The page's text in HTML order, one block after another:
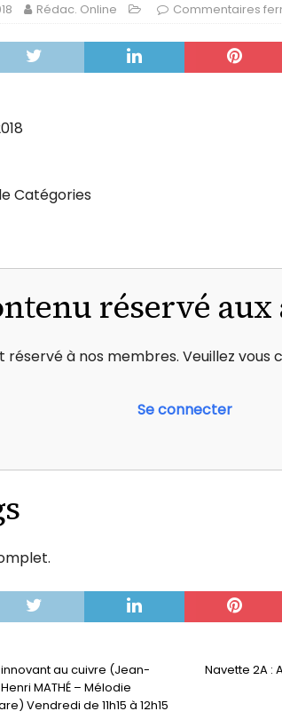
Rédac. Online Commentaires
Catégories
réservé aux
à nos membres. Veuillez vous
Se connecter
innovant au cuivre (Jean-
MATHÉ – Mélodie
Vendredi de 11h15 à 12h15
Navette 2A :